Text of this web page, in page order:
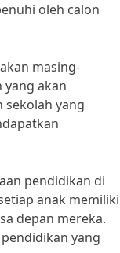
oleh calon
masing-
yang akan
sekolah yang
pendidikan di
anak memiliki
depan mereka.
yang